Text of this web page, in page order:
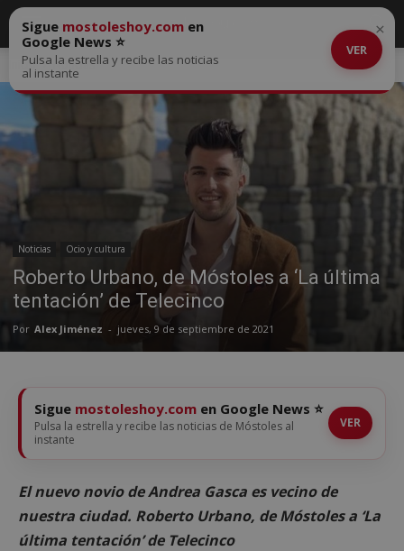
Inicio Noticias
Noticias Ocio y cultura
Roberto Urbano, de Móstoles a ‘La última
tentación’ de Telecinco
Por Alex Jiménez - jueves, 9 de septiembre de 2021
Sigue mostoleshoy.com en
Google News ⭐
Pulsa la estrella y recibe las noticias
al instante
VER
×
Sigue mostoleshoy.com en Google News ⭐
Pulsa la estrella y recibe las noticias de Móstoles al
instante
VER
El nuevo novio de Andrea Gasca es vecino de
nuestra ciudad. Roberto Urbano, de Móstoles a ‘La
última tentación’ de Telecinco